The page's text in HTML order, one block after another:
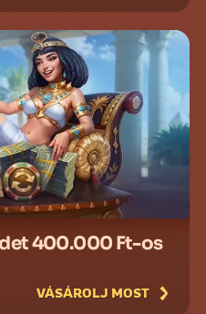
400.000 Ft-os
VÁSÁROLJ MOST